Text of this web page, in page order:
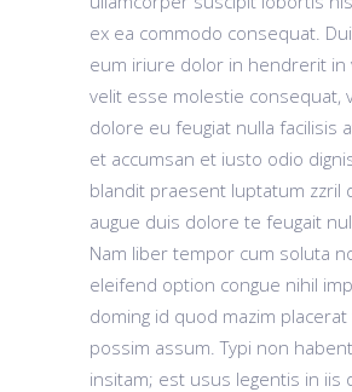
ex ea commodo consequat.
eum iriure dolor in hendrerit in
velit esse molestie consequat,
dolore eu feugiat nulla facilisis
et accumsan et iusto odio
blandit praesent luptatum zzril
augue duis dolore te feugait
Nam liber tempor cum soluta
eleifend option congue nihil
doming id quod mazim
possim assum. Typi non
insitam; est usus legentis in iis